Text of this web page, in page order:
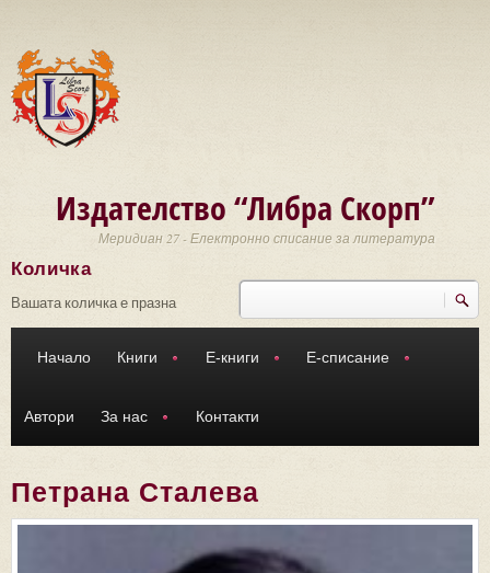
Издателство “Либра Скорп”
Меридиан 27 - Електронно списание за литература
Търси
Количка
Вашата количка е празна
Начало Книги Е-книги Е-списание
Автори За нас Контакти
Петрана Сталева